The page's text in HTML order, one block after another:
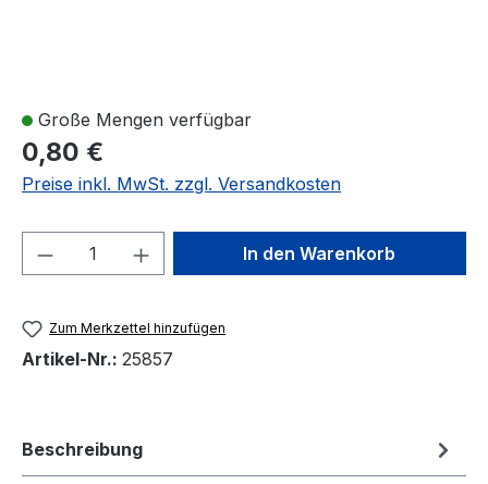
Große Mengen verfügbar
0,80 €
Preise inkl. MwSt. zzgl. Versandkosten
Produkt Anzahl: Gib denIn den Warenkorb
Zum Merkzettel hinzufügen
Artikel-Nr.: 25857
Beschreibung